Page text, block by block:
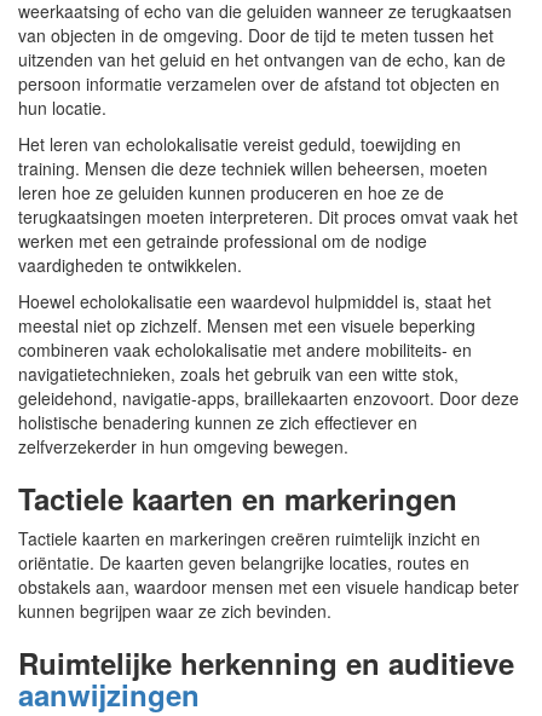
weerkaatsing of echo van die geluiden wanneer ze terugkaatsen
van objecten in de omgeving. Door de tijd te meten tussen het
uitzenden van het geluid en het ontvangen van de echo, kan de
persoon informatie verzamelen over de afstand tot objecten en
hun locatie.
Het leren van echolokalisatie vereist geduld, toewijding en
training. Mensen die deze techniek willen beheersen, moeten
leren hoe ze geluiden kunnen produceren en hoe ze de
terugkaatsingen moeten interpreteren. Dit proces omvat vaak het
werken met een getrainde professional om de nodige
vaardigheden te ontwikkelen.
Hoewel echolokalisatie een waardevol hulpmiddel is, staat het
meestal niet op zichzelf. Mensen met een visuele beperking
combineren vaak echolokalisatie met andere mobiliteits- en
navigatietechnieken, zoals het gebruik van een witte stok,
geleidehond, navigatie-apps, braillekaarten enzovoort. Door deze
holistische benadering kunnen ze zich effectiever en
zelfverzekerder in hun omgeving bewegen.
Tactiele kaarten en markeringen
Tactiele kaarten en markeringen creëren ruimtelijk inzicht en
oriëntatie. De kaarten geven belangrijke locaties, routes en
obstakels aan, waardoor mensen met een visuele handicap beter
kunnen begrijpen waar ze zich bevinden.
Ruimtelijke herkenning en auditieve
aanwijzingen